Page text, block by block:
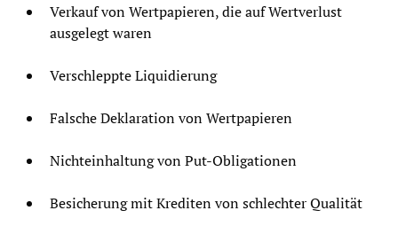
Verkauf von Wertpapieren, die auf Wertverlust
ausgelegt waren
Verschleppte Liquidierung
Falsche Deklaration von Wertpapieren
Nichteinhaltung von Put-Obligationen
Besicherung mit Krediten von schlechter Qualität